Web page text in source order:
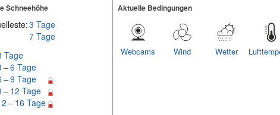
Schneehöhe
3 Tage
7 Tage
Tage
– 6 Tage
– 9 Tage
– 12 Tage
– 16 Tage
Aktuelle Bedingungen
Wetter
Wind
Webcams